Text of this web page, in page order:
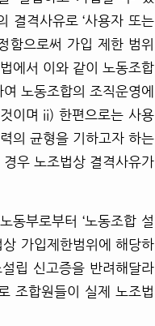
결격사유로 ‘사용자 또는
함으로써 가입 제한 범위
에서 이와 같이 노동조합
노동조합의 조직운영에
이며 ii) 한편으로는 사용
의 균형을 기하고자 하는
우 노조법상 결격사유가
동부로부터 ‘노동조합 설
가입제한범위에 해당하
립 신고증을 반려해달라
조합원들이 실제 노조법